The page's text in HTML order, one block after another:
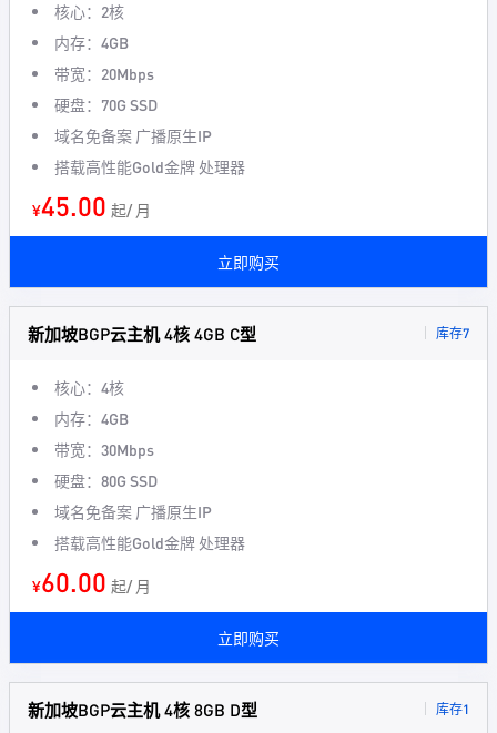
核心：2核
内存：4GB
带宽：20Mbps
硬盘：70G SSD
域名免备案 广播原生IP
搭载高性能Gold金牌 处理器
¥45.00 起/ 月
立即购买
新加坡BGP云主机 4核 4GB C型 库存7
核心：4核
内存：4GB
带宽：30Mbps
硬盘：80G SSD
域名免备案 广播原生IP
搭载高性能Gold金牌 处理器
¥60.00 起/ 月
立即购买
新加坡BGP云主机 4核 8GB D型 库存1